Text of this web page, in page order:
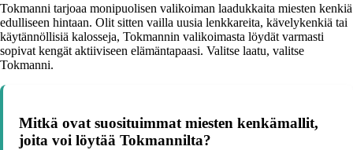
Tokmanni tarjoaa monipuolisen valikoiman laadukkaita miesten kenkiä
edulliseen hintaan. Olit sitten vailla uusia lenkkareita, kävelykenkiä tai
käytännöllisiä kalosseja, Tokmannin valikoimasta löydät varmasti
sopivat kengät aktiiviseen elämäntapaasi. Valitse laatu, valitse
Tokmanni.
Mitkä ovat suosituimmat miesten kenkämallit,
joita voi löytää Tokmannilta?